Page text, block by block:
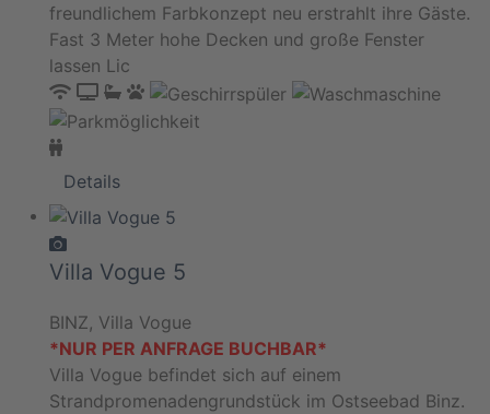
freundlichem Farbkonzept neu erstrahlt ihre Gäste.
Fast 3 Meter hohe Decken und große Fenster
lassen Lic
Details
Villa Vogue 5
BINZ, Villa Vogue
*NUR PER ANFRAGE BUCHBAR*
Villa Vogue befindet sich auf einem
Strandpromenadengrundstück im Ostseebad Binz.